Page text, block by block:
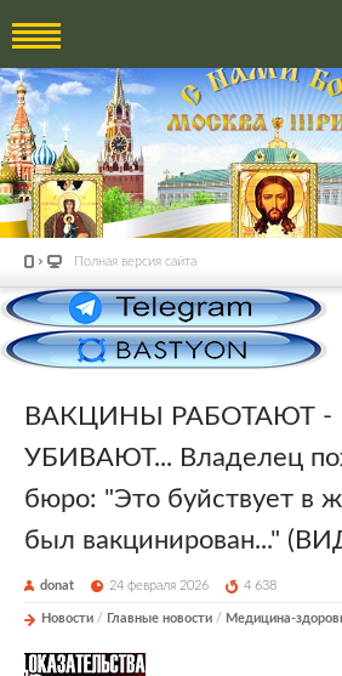
Полная версия сайта
ВАКЦИНЫ РАБОТАЮТ -
УБИВАЮТ... Владелец
бюро: "Это буйствует в
был вакцинирован..."
donat 24 февраля 2026 4 638
Новости / Главные новости / Медицина-